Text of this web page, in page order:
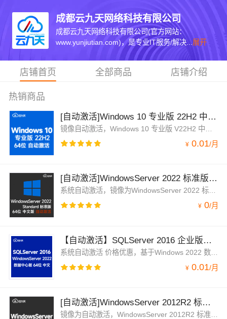
成都云九天网络科技有限公司
成都云九天网络科技有限公司(官方网站：
www.yunjiutian.com)，是专业IT服务/解决... 展开
店铺首页 全部商品 店铺介绍
热销商品
[自动激活]Windows 10 专业版 22H2 中文64位 稳定版 2026年7月更新 win10 19045.5198
¥ 0.01/月
[自动激活]WindowsServer 2022 标准版V21H2(2026年7月更新)中文64位 内部版本20348
系统自动激活，镜像为WindowsServer 2022 标准版 V21H2 中文64位纯净版操作系统，完美兼容云服务器。已安装云监控、云安全中心、云助手插件。已预装.net 3.5 Windows server 2022界面和Windows 11、Windows 10相似，此系统流畅稳定。已更新核心补丁。
¥ 0/月
【自动激活】SQLServer 2016 企业版WindowsServer 2022 数据中心版 mssql 已更新SP3补丁
系统自动激活 价格优惠，基于Windows 2022 数据中心版安装了SQLServer 2016 企业版并已经安装了SP3补丁，安装了SQL Server Management Studio 18 企业管理器，安装了IIS 10,.NET 组件，安装了阿里云官方虚拟化驱动及插件，方便更好管理服务器。镜像默认自动激活。
¥ 0.01/月
[自动激活]WindowsServer 2012R2 标准版 中文64位 Framework 3.5 纯净系统 win2012
镜像为自动激活，WindowsServer 2012R2 标准版 中文64位 纯净版系统，预装 NET Framework3.5 ，兼容云服务器。已更新补丁。并安装云安全中心、云监控、云助手插件。Windows 2012 对系统资源需求更低，比WindowsServer 2016，WindowsServer 2019启动更快。2012还在更新队列，微软支持更新，安全放心使用。